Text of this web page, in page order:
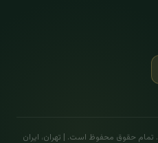
. تمام حقوق محفوظ است. | تهران، ایران